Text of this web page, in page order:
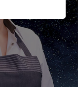
findest du